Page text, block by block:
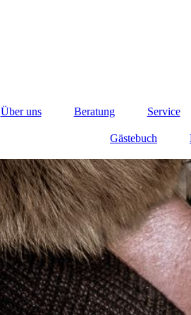
Über uns Beratung Service
Gästebuch